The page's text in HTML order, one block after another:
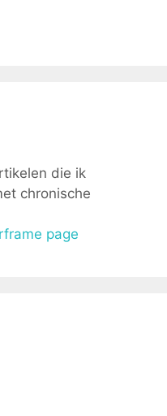
die ik
chronische